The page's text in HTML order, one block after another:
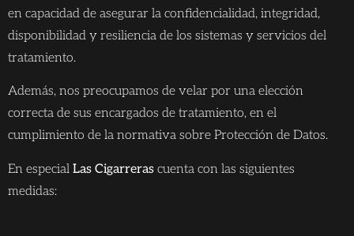
en capacidad de asegurar la confidencialidad, integridad,
disponibilidad y resiliencia de los sistemas y servicios del
tratamiento.
Además, nos preocupamos de velar por una elección
correcta de sus encargados de tratamiento, en el
cumplimiento de la normativa sobre Protección de Datos.
En especial Las Cigarreras cuenta con las siguientes
medidas: